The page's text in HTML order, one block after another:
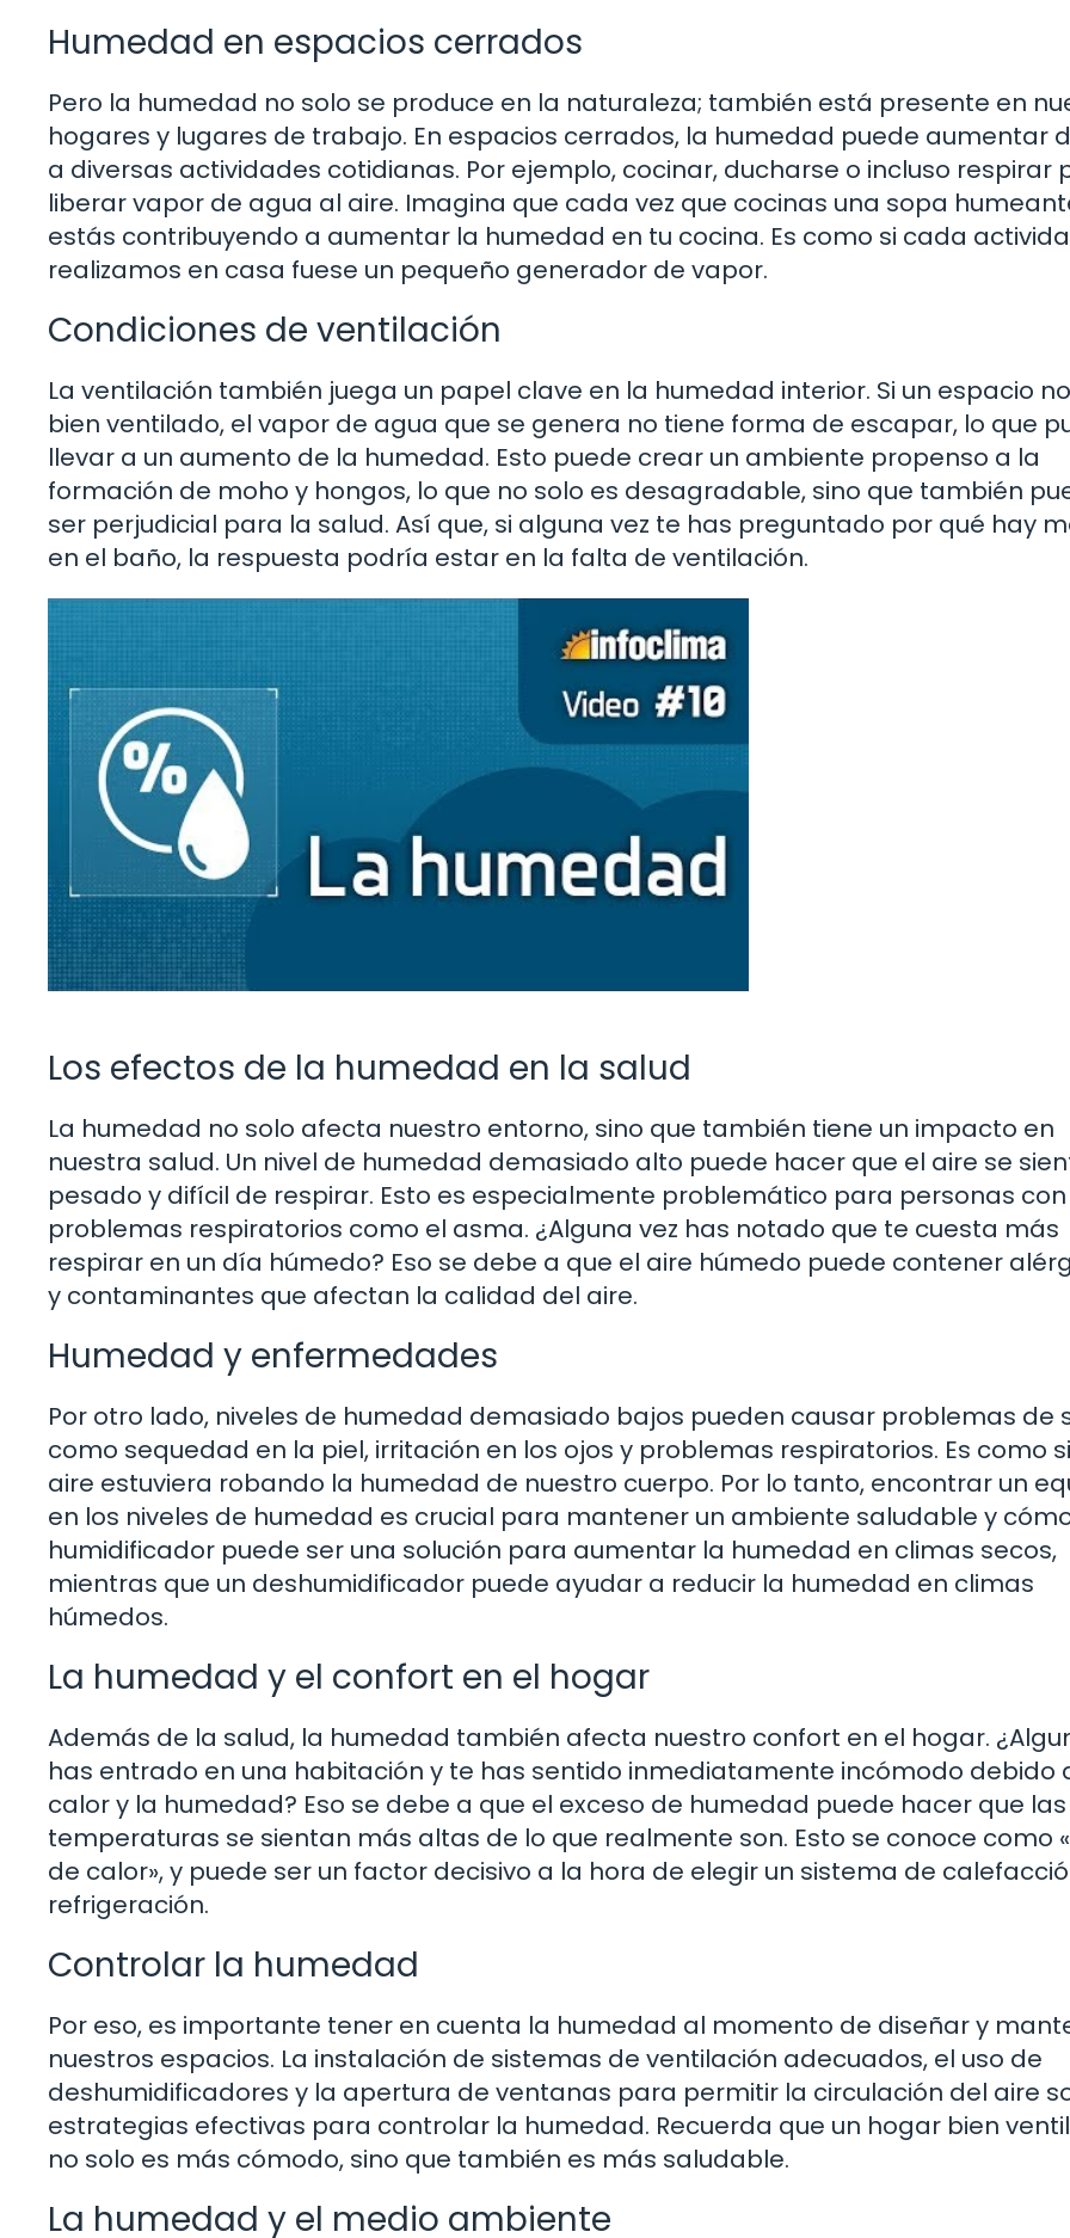
Humedad en espacios cerrados
Pero la humedad no solo se produce en la naturaleza; también está presente en
hogares y lugares de trabajo. En espacios cerrados, la humedad puede aumentar
a diversas actividades cotidianas. Por ejemplo, cocinar, ducharse o incluso respirar
liberar vapor de agua al aire. Imagina que cada vez que cocinas una sopa
estás contribuyendo a aumentar la humedad en tu cocina. Es como si cada
realizamos en casa fuese un pequeño generador de vapor.
Condiciones de ventilación
La ventilación también juega un papel clave en la humedad interior. Si un espacio
bien ventilado, el vapor de agua que se genera no tiene forma de escapar, lo que
llevar a un aumento de la humedad. Esto puede crear un ambiente propenso a la
formación de moho y hongos, lo que no solo es desagradable, sino que también
ser perjudicial para la salud. Así que, si alguna vez te has preguntado por qué hay
en el baño, la respuesta podría estar en la falta de ventilación.
Los efectos de la humedad en la salud
La humedad no solo afecta nuestro entorno, sino que también tiene un impacto en
nuestra salud. Un nivel de humedad demasiado alto puede hacer que el aire se
pesado y difícil de respirar. Esto es especialmente problemático para personas con
problemas respiratorios como el asma. ¿Alguna vez has notado que te cuesta más
respirar en un día húmedo? Eso se debe a que el aire húmedo puede contener
y contaminantes que afectan la calidad del aire.
Humedad y enfermedades
Por otro lado, niveles de humedad demasiado bajos pueden causar problemas de
como sequedad en la piel, irritación en los ojos y problemas respiratorios. Es como
aire estuviera robando la humedad de nuestro cuerpo. Por lo tanto, encontrar un
en los niveles de humedad es crucial para mantener un ambiente saludable y
humidificador puede ser una solución para aumentar la humedad en climas secos,
mientras que un deshumidificador puede ayudar a reducir la humedad en climas
húmedos.
La humedad y el confort en el hogar
Además de la salud, la humedad también afecta nuestro confort en el hogar.
has entrado en una habitación y te has sentido inmediatamente incómodo debido
calor y la humedad? Eso se debe a que el exceso de humedad puede hacer que las
temperaturas se sientan más altas de lo que realmente son. Esto se conoce como
de calor», y puede ser un factor decisivo a la hora de elegir un sistema de
refrigeración.
Controlar la humedad
Por eso, es importante tener en cuenta la humedad al momento de diseñar y
nuestros espacios. La instalación de sistemas de ventilación adecuados, el uso de
deshumidificadores y la apertura de ventanas para permitir la circulación del aire
estrategias efectivas para controlar la humedad. Recuerda que un hogar bien
no solo es más cómodo, sino que también es más saludable.
La humedad y el medio ambiente